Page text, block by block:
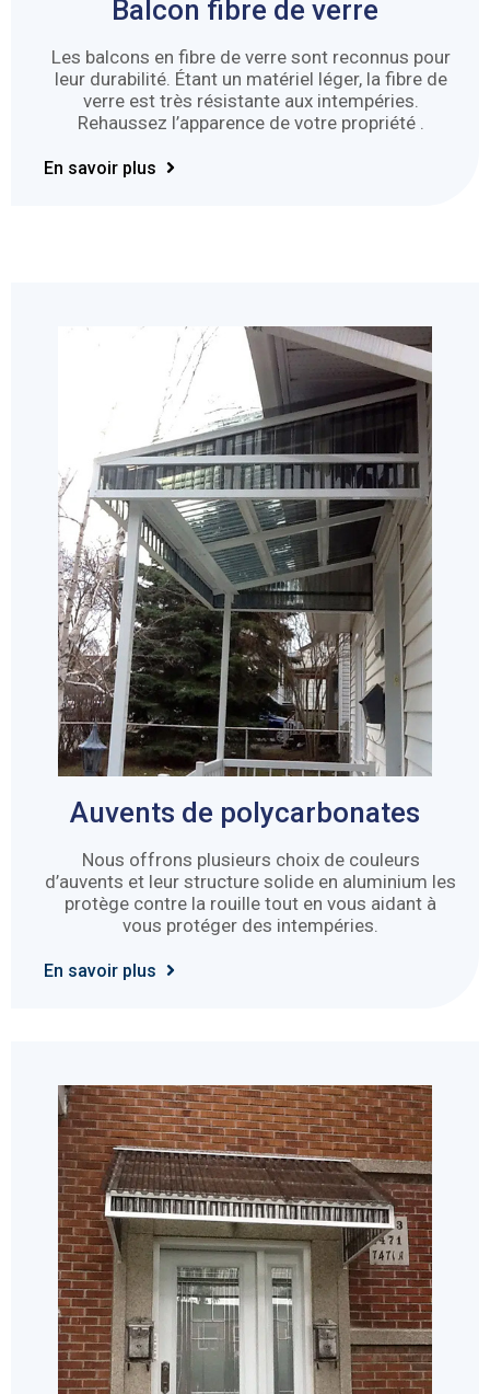
Balcon fibre de verre
Les balcons en fibre de verre sont reconnus pour
leur durabilité. Étant un matériel léger, la fibre de
verre est très résistante aux intempéries.
Rehaussez l’apparence de votre propriété .
En savoir plus
Auvents de polycarbonates
Nous offrons plusieurs choix de couleurs
d’auvents et leur structure solide en aluminium les
protège contre la rouille tout en vous aidant à
vous protéger des intempéries.
En savoir plus